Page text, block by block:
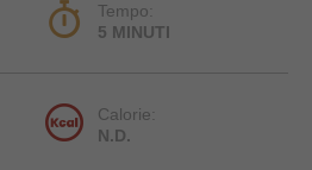
Tempo:
5 MINUTI
Calorie:
N.D.